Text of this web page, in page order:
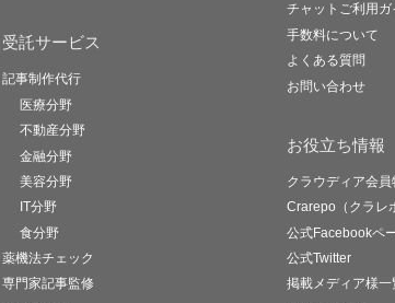
受託サービス
記事制作代行
医療分野
不動産分野
金融分野
美容分野
IT分野
食分野
薬機法チェック
専門家記事監修
チャットご利用ガ
手数料について
よくある質問
お問い合わせ
お役立ち情報
クラウディア会員
Crarepo（クラレ
公式Facebookペ
公式Twitter
掲載メディア様一